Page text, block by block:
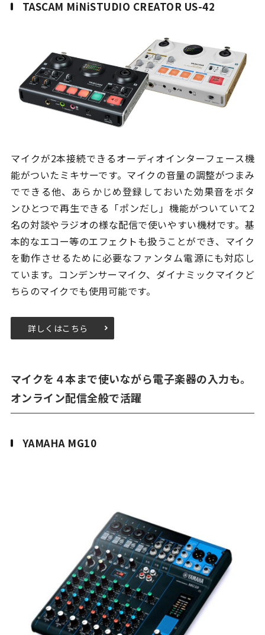
TASCAM MiNiSTUDIO CREATOR US-42
マイクが2本接続できるオーディオインターフェース機
能がついたミキサーです。マイクの音量の調整がつまみ
でできる他、あらかじめ登録しておいた効果音をボタ
ンひとつで再生できる「ポンだし」機能がついていて2
名の対談やラジオの様な配信で使いやすい機材です。基
本的なエコー等のエフェクトも扱うことができ、マイク
を動作させるために必要なファンタム電源にも対応し
ています。コンデンサーマイク、ダイナミックマイクど
ちらのマイクでも使用可能です。
詳しくはこちら
マイクを４本まで使いながら電子楽器の入力も。
オンライン配信全般で活躍
YAMAHA MG10